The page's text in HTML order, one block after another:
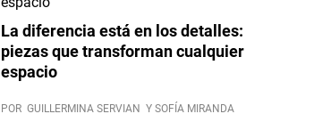
La diferencia está en los detalles:
piezas que transforman cualquier
espacio
POR GUILLERMINA SERVIAN Y SOFÍA MIRANDA